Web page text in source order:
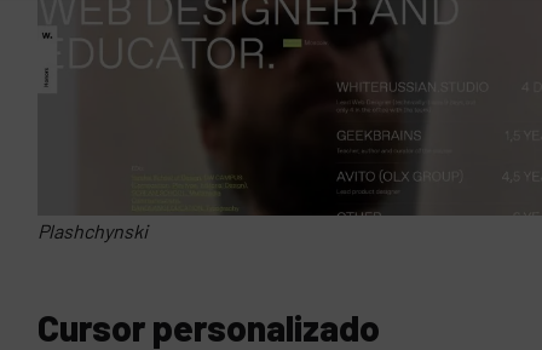
Plashchynski
Cursor personalizado